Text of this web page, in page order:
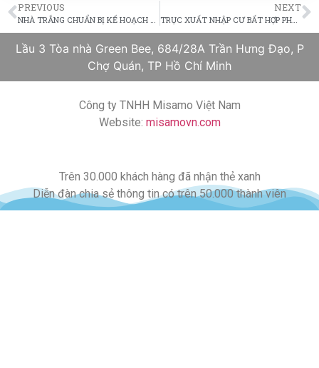
PREVIOUS NEXT
TRỤC XUẤT NHẬP CƯ BẤT HỢP PHÁP KHÔNG PHÂN BIỆT THỨ TỰ ƯU TIÊN
Lầu 3 Tòa nhà Green Bee, 684/28A Trần Hưng Đạo, P
Chợ Quán, TP Hồ Chí Minh
Công ty TNHH Misamo Việt Nam
Website: misamovn.com
Trên 30.000 khách hàng đã nhận thẻ xanh
Diễn đàn chia sẻ thông tin có trên 50.000 thành viên